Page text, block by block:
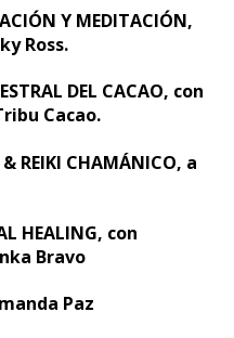
Y MEDITACIÓN,
Ross.
DEL CACAO, con
Cacao.
REIKI CHAMÁNICO, a
HEALING, con
Bravo
Paz